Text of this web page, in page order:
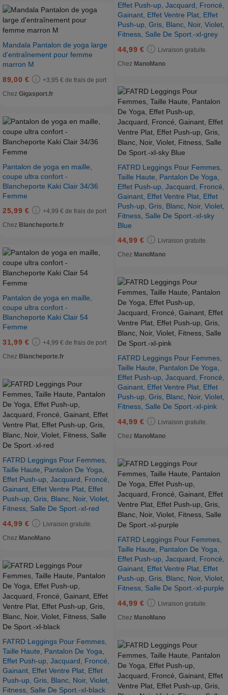
Mandala Pantalon de yoga large
d'entraînement pour femme
marron M
89,00 €
+3,95 € de frais de port
Chez Gigasport.fr
Pantalon de yoga en maille,
coupe ultra confort -
Blancheporte Kaki Clair 34/36
Femme
25,99 €
+4,99 € de frais de port
Chez Blancheporte.fr
Pantalon de yoga en maille,
coupe ultra confort -
Blancheporte Kaki Clair 54
Femme
31,99 €
+4,99 € de frais de port
Chez Blancheporte.fr
FATRD Leggings Pour Femmes,
Taille Haute, Pantalon De Yoga,
Effet Push-up, Jacquard, Froncé,
Gainant, Effet Ventre Plat, Effet
Push-up, Gris, Blanc, Noir, Violet,
Fitness, Salle De Sport.-xl-red
44,99 €
Livraison gratuite.
Chez ManoMano
FATRD Leggings Pour Femmes,
Taille Haute, Pantalon De Yoga,
Effet Push-up, Jacquard, Froncé,
Gainant, Effet Ventre Plat, Effet
Push-up, Gris, Blanc, Noir, Violet,
Fitness, Salle De Sport.-xl-black
Effet Push-up, Jacquard, Froncé,
Gainant, Effet Ventre Plat, Effet
Push-up, Gris, Blanc, Noir, Violet,
Fitness, Salle De Sport.-xl-grey
44,99 €
Livraison gratuite.
Chez ManoMano
FATRD Leggings Pour Femmes,
Taille Haute, Pantalon De Yoga,
Effet Push-up, Jacquard, Froncé,
Gainant, Effet Ventre Plat, Effet
Push-up, Gris, Blanc, Noir, Violet,
Fitness, Salle De Sport.-xl-sky
Blue
44,99 €
Livraison gratuite.
Chez ManoMano
FATRD Leggings Pour Femmes,
Taille Haute, Pantalon De Yoga,
Effet Push-up, Jacquard, Froncé,
Gainant, Effet Ventre Plat, Effet
Push-up, Gris, Blanc, Noir, Violet,
Fitness, Salle De Sport.-xl-pink
44,99 €
Livraison gratuite.
Chez ManoMano
FATRD Leggings Pour Femmes,
Taille Haute, Pantalon De Yoga,
Effet Push-up, Jacquard, Froncé,
Gainant, Effet Ventre Plat, Effet
Push-up, Gris, Blanc, Noir, Violet,
Fitness, Salle De Sport.-xl-purple
44,99 €
Livraison gratuite.
Chez ManoMano